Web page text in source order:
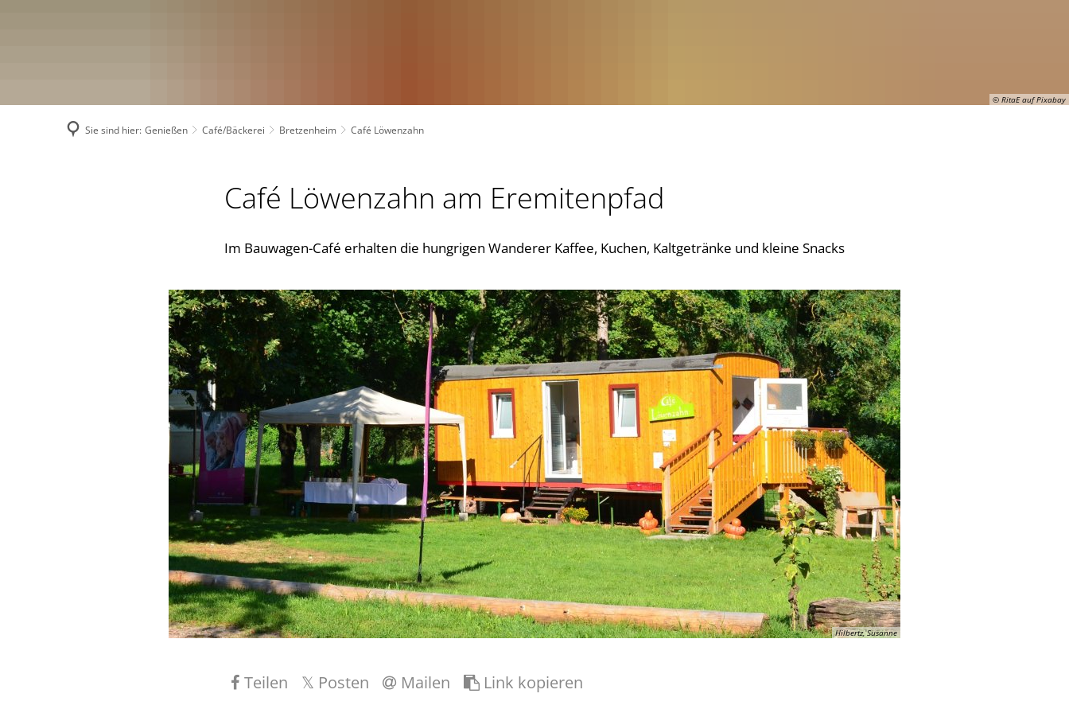
© RitaE auf Pixabay
Sie sind hier: Genießen Café/Bäckerei Bretzenheim Café Löwenzahn
Café Löwenzahn am Eremitenpfad
Im Bauwagen-Café erhalten die hungrigen Wanderer Kaffee, Kuchen, Kaltgetränke und kleine Snacks
Hilbertz, Susanne
Teilen Posten Mailen Link kopieren